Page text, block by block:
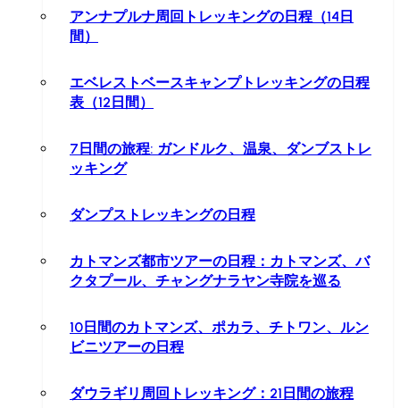
アンナプルナ周回トレッキングの日程（14日
間）
エベレストベースキャンプトレッキングの日程
表（12日間）
7日間の旅程: ガンドルク、温泉、ダンブストレ
ッキング
ダンプストレッキングの日程
カトマンズ都市ツアーの日程：カトマンズ、バ
クタプール、チャングナラヤン寺院を巡る
10日間のカトマンズ、ポカラ、チトワン、ルン
ビニツアーの日程
ダウラギリ周回トレッキング：21日間の旅程